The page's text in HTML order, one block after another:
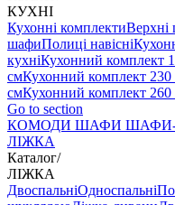
КУХНІ
Кухонні комплектиВерхні
шафиПолиці навісні
кухніКухонний комплект
смКухонний комплект 230
смКухонний комплект 260
Go to section
КОМОДИ ШАФИ
ЛІЖКА
Каталог/
ЛІЖКА
ДвоспальніОдноспальні